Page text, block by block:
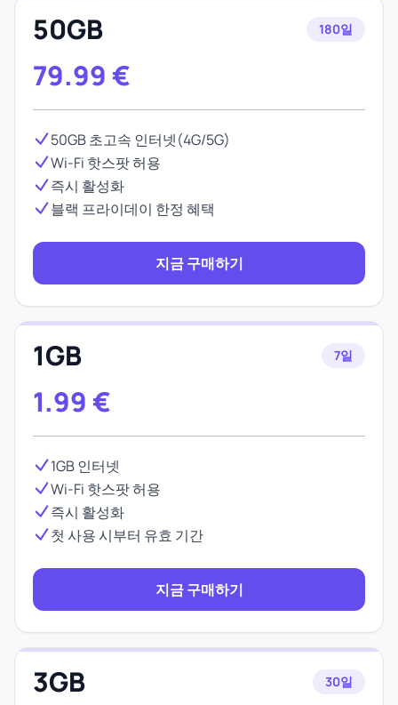
50GB 180일
79.99 €
50GB 초고속 인터넷(4G/5G)
Wi-Fi 핫스팟 허용
즉시 활성화
블랙 프라이데이 한정 혜택
지금 구매하기
1GB 7일
1.99 €
1GB 인터넷
Wi-Fi 핫스팟 허용
즉시 활성화
첫 사용 시부터 유효 기간
지금 구매하기
3GB 30일